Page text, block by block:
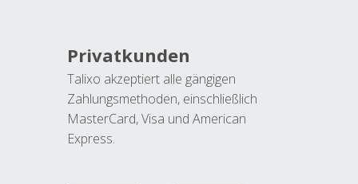
Privatkunden
Talixo akzeptiert alle gängigen
Zahlungsmethoden, einschließlich
MasterCard, Visa und American
Express.